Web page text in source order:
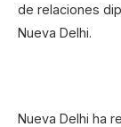
de relaciones
Nueva Delhi.
Nueva Delhi ha